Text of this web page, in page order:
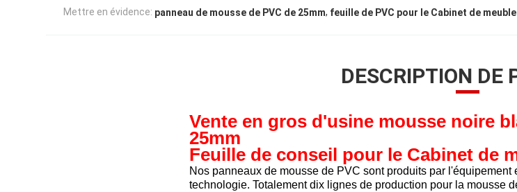
Mettre en évidence: panneau de mousse de PVC de 25mm, feuille de PVC pour le Cabinet de
DESCRIPTION DE
Vente en gros d'usine mousse noire
25mm
Feuille de conseil pour le Cabinet de
Nos panneaux de mousse de PVC sont produits par l'équipement
technologie. Totalement dix lignes de production pour la mousse